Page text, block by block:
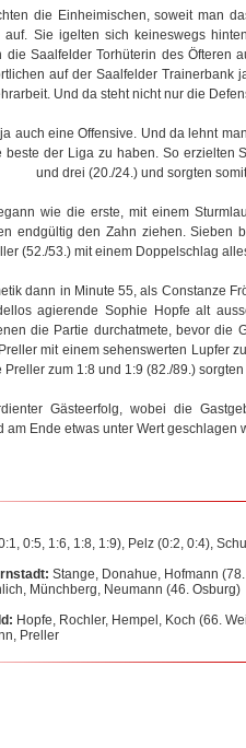
die Einheimischen, soweit man
auf. Sie igelten sich keineswegs
die Saalfelder Torhüterin des Öfteren
auf der Saalfelder
Und da steht nicht nur die
auch eine Offensive. Und da lehnt
beste der Liga zu haben. So erzielten
und drei (20./24.) und sorgten
wie die erste, mit einem
endgültig den Zahn ziehen. Sieben
(52./53.) mit einem Doppelschlag
dann in Minute 55, als Constanze
agierende Sophie Hopfe alt
die Partie durchatmete, bevor die
mit einem sehenswerten Lupfer
Preller zum 1:8 und 1:9 (82./89.)
Gästeerfolg, wobei die
am Ende etwas unter Wert geschlagen
0:5, 1:6, 1:8, 1:9), Pelz (0:2, 0:4),
Stange, Donahue, Hofmann
Münchberg, Neumann (46. Osburg)
Hopfe, Rochler, Hempel, Koch (66.
Preller